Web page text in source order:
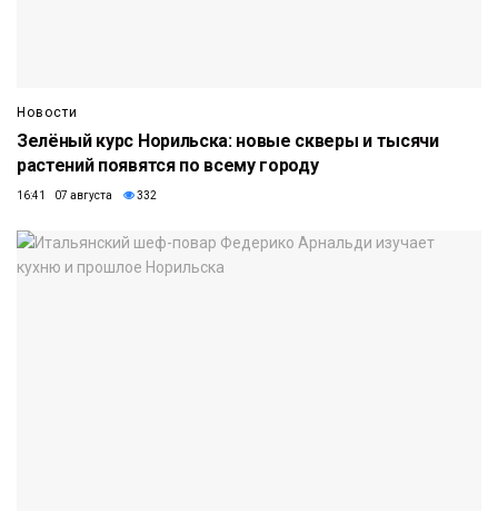
Новости
Зелёный курс Норильска: новые скверы и тысячи
растений появятся по всему городу
16:41 07 августа 332